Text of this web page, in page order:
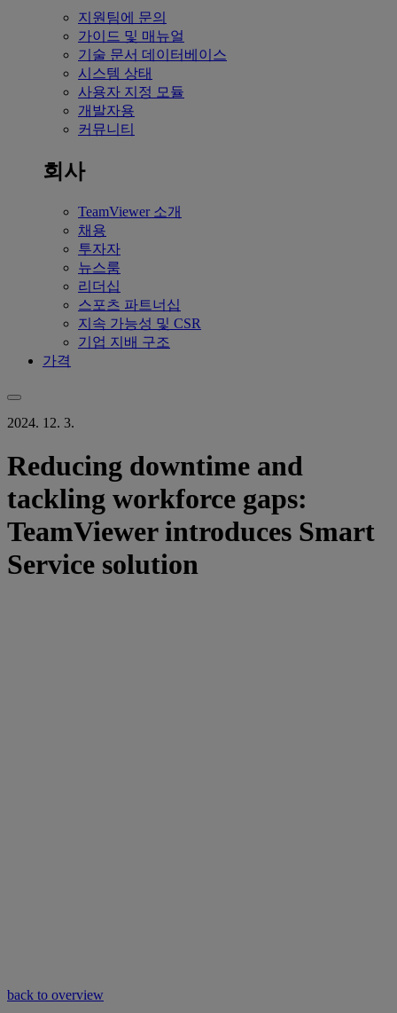
지원팀에 문의
가이드 및 매뉴얼
기술 문서 데이터베이스
시스템 상태
사용자 지정 모듈
개발자용
커뮤니티
회사
TeamViewer 소개
채용
투자자
뉴스룸
리더십
스포츠 파트너십
지속 가능성 및 CSR
기업 지배 구조
가격
2024. 12. 3.
Reducing downtime and
tackling workforce gaps:
TeamViewer introduces Smart
Service solution
back to overview